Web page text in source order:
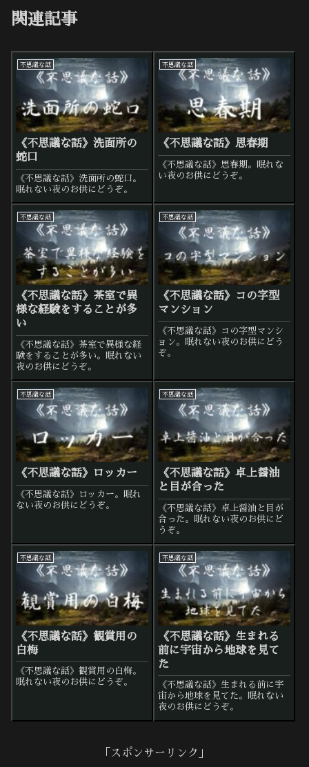
関連記事
不思議な話
《不思議な話》洗面所の
蛇口
《不思議な話》洗面所の蛇口。
眠れない夜のお供にどうぞ。
不思議な話
《不思議な話》思春期
《不思議な話》思春期。眠れな
い夜のお供にどうぞ。
不思議な話
《不思議な話》茶室で異
様な経験をすることが多
い
《不思議な話》茶室で異様な経
験をすることが多い。眠れない
夜のお供にどうぞ。
不思議な話
《不思議な話》コの字型
マンション
《不思議な話》コの字型マンシ
ョン。眠れない夜のお供にどう
ぞ。
不思議な話
《不思議な話》ロッカー
《不思議な話》ロッカー。眠れ
ない夜のお供にどうぞ。
不思議な話
《不思議な話》卓上醤油
と目が合った
《不思議な話》卓上醤油と目が
合った。眠れない夜のお供にど
うぞ。
不思議な話
《不思議な話》観賞用の
白梅
《不思議な話》観賞用の白梅。
眠れない夜のお供にどうぞ。
不思議な話
《不思議な話》生まれる
前に宇宙から地球を見て
た
《不思議な話》生まれる前に宇
宙から地球を見てた。眠れない
夜のお供にどうぞ。
「スポンサーリンク」